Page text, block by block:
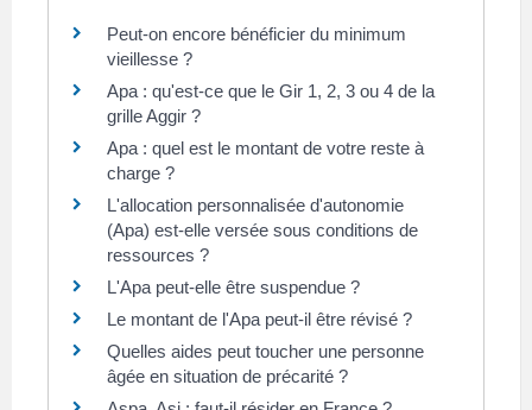
Peut-on encore bénéficier du minimum
vieillesse ?
Apa : qu'est-ce que le Gir 1, 2, 3 ou 4 de la
grille Aggir ?
Apa : quel est le montant de votre reste à
charge ?
L'allocation personnalisée d'autonomie
(Apa) est-elle versée sous conditions de
ressources ?
L'Apa peut-elle être suspendue ?
Le montant de l'Apa peut-il être révisé ?
Quelles aides peut toucher une personne
âgée en situation de précarité ?